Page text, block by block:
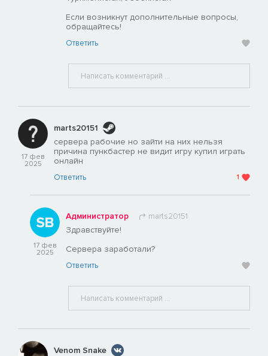
Если возникнут дополнительные вопросы,
обращайтесь!
Ответить
17 фев
2025
marts20151
сервера рабочие но зайти на них нельзя
причина пункбастер не видит игру купил играть
онлайн
Ответить 1
17 фев
2025
Администратор marts20151
Здравствуйте!
Сервера заработали?
Ответить
Venom Snake